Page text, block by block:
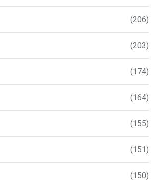
(206)
(203)
(174)
(164)
(155)
(151)
(150)